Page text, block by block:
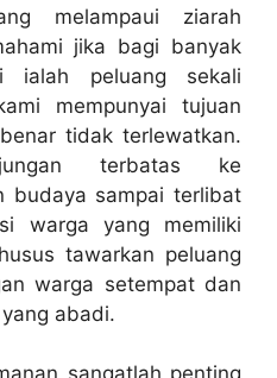
melampaui ziarah
jika bagi banyak
ialah peluang sekali
mempunyai tujuan
tidak terlewatkan.
terbatas ke
budaya sampai terlibat
warga yang memiliki
tawarkan peluang
warga setempat dan
abadi.
sangatlah penting